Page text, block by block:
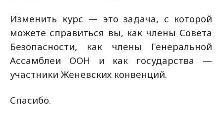
Изменить курс — это задача, с которой
можете справиться вы, как члены Совета
Безопасности, как члены Генеральной
Ассамблеи ООН и как государства —
участники Женевских конвенций.
Спасибо.